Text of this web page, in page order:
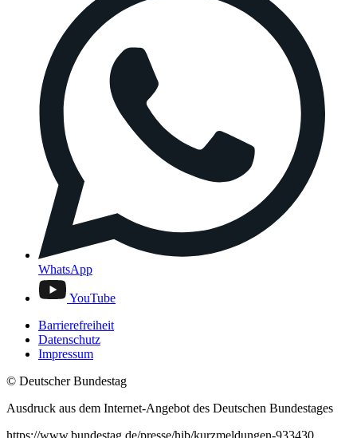
WhatsApp
YouTube
Barrierefreiheit
Datenschutz
Impressum
© Deutscher Bundestag
Ausdruck aus dem Internet-Angebot des Deutschen Bundestages
https://www.bundestag.de/presse/hib/kurzmeldungen-933430